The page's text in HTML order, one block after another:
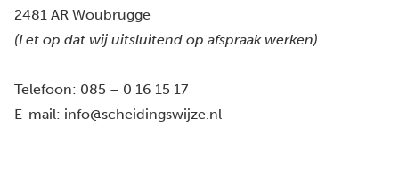
2481 AR Woubrugge
(Let op dat wij uitsluitend op afspraak werken)
Telefoon: 085 – 0 16 15 17
E-mail: info@scheidingswijze.nl